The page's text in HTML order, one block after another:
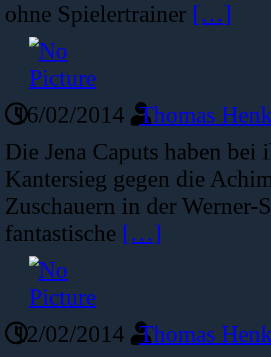
ohne Spielertrainer […]
16/02/2014 Thomas
Die Jena Caputs haben
Kantersieg gegen die
Zuschauern in der
fantastische […]
12/02/2014 Thomas